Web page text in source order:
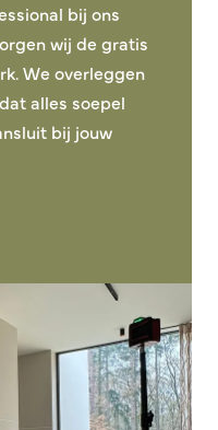
bij ons
wij de gratis
We overleggen
alles soepel
bij jouw